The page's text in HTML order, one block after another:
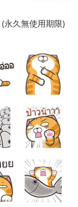
(永久無使用期限)